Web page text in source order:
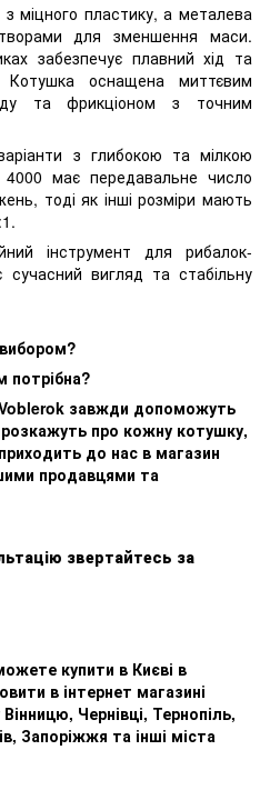
з міцного пластику, а металева
для зменшення маси.
забезпечує плавний хід та
Котушка оснащена миттєвим
та фрикціоном з точним
з глибокою та мілкою
має передавальне число
тоді як інші розміри мають
інструмент для рибалок-
сучасний вигляд та стабільну
потрібна?
завжди допоможуть
про кожну котушку,
до нас в магазин
продавцями та
звертайтесь за
купити в Києві в
в інтернет магазині
Чернівці, Тернопіль,
Запоріжжя та інші міста